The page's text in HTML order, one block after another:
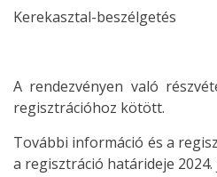
Kerekasztal-beszélgetés
A rendezvényen való
regisztrációhoz kötött.
További információ és a
a regisztráció határideje 2024.